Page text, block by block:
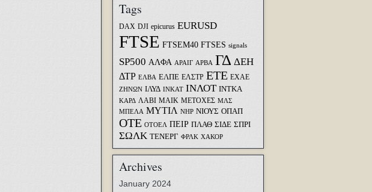
Tags
DAX DJI epicurus EURUSD
FTSE FTSEM40 FTSES signals
SP500 ΑΛΦΑ ΑΡΑΙΓ ΑΡΒΑ ΓΔ ΔΕΗ
ΔΤΡ ΕΛΒΑ ΕΛΠΕ ΕΛΣΤΡ ΕΤΕ ΕΧΑΕ
ΖΗΝΩΝ ΙΛΥΔ ΙΝΚΑΤ ΙΝΛΟΤ ΙΝΤΚΑ
ΚΑΡΔ ΛΑΒΙ ΜΑΙΚ ΜΕΤΟΧΕΣ ΜΛΣ
ΜΠΕΛΑ ΜΥΤΙΛ ΝΗΡ ΝΙΟΥΣ ΟΠΑΠ
ΟΤΕ ΟΤΟΕΛ ΠΕΙΡ ΠΛΑΘ ΣΙΔΕ ΣΠΡΙ
ΣΩΛΚ ΤΕΝΕΡΓ ΦΡΛΚ ΧΑΚΟΡ
Archives
January 2024